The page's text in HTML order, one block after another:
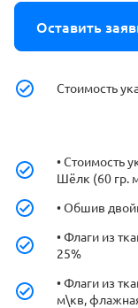
Оставить
Стоимость
• Стоимость
Шёлк (60 гр.
• Обшив
• Флаги из
25%
• Флаги из
м\кв,